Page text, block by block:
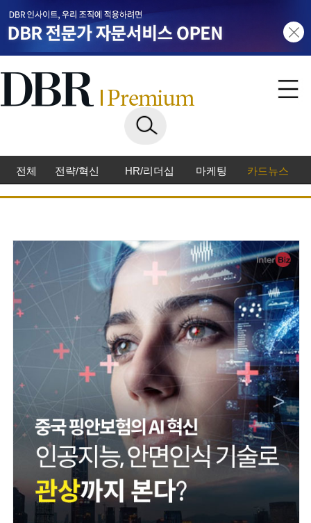
전체 전략/혁신 HR/리더십 마케팅 카드뉴스
>